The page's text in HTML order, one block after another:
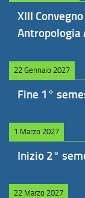
XIII
Antropologia
22 Gennaio 2027
Fine 1°
1 Marzo 2027
Inizio 2°
22 Marzo 2027